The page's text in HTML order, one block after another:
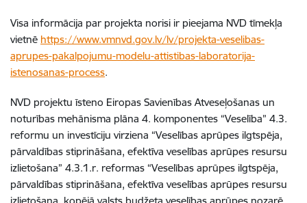
Visa informācija par projekta norisi ir pieejama NVD tīmekļa
vietnē https://www.vmnvd.gov.lv/lv/projekta-veselibas-
aprupes-pakalpojumu-modelu-attistibas-laboratorija-
istenosanas-process.
NVD projektu īsteno Eiropas Savienības Atveseļošanas un
noturības mehānisma plāna 4. komponentes “Veselība” 4.3.
reformu un investīciju virziena “Veselības aprūpes ilgtspēja,
pārvaldības stiprināšana, efektīva veselības aprūpes resursu
izlietošana” 4.3.1.r. reformas “Veselības aprūpes ilgtspēja,
pārvaldības stiprināšana, efektīva veselības aprūpes resursu
izlietošana, kopējā valsts budžeta veselības aprūpes nozarē